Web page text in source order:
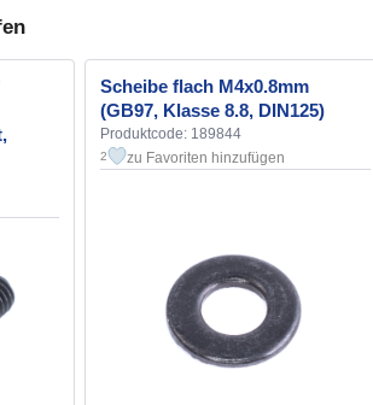
Scheibe flach M4x0.8mm
(GB97, Klasse 8.8, DIN125)
Produktcode: 189844
2 zu Favoriten hinzufügen